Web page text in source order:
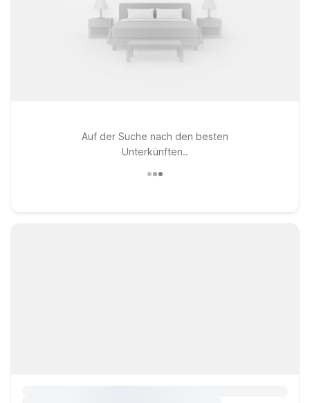
Auf der Suche nach den besten
Unterkünften..